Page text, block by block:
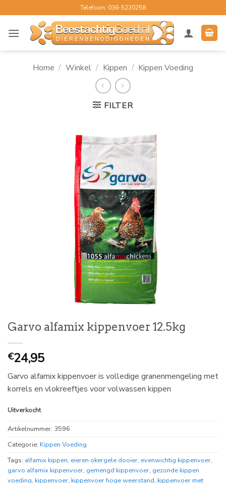
naar
inhoud
Telefoon: 036-5230258
Home / Winkel / Kippen / Kippen Voeding
FILTER
Garvo alfamix kippenvoer 12.5kg
€24,95
Garvo alfamix kippenvoer is volledige granenmengeling met
korrels en vlokreeftjes voor volwassen kippen
Uitverkocht
Artikelnummer: 3596
Categorie: Kippen Voeding
Tags: alfamix kippen, eieren okergele dooier, evenwichtig kippenvoer,
garvo alfamix kippenvoer, gemengd kippenvoer, gezonde kippen
voeding, kippenvoer, kippenvoer hoge weerstand, kippenvoer met